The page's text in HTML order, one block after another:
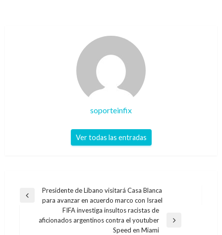
soporteinfix
Ver todas las entradas
Navegación
entradas
Entrada
Presidente de Líbano visitará Casa Blanca
para avanzar en acuerdo marco con Israel
Entrada
FIFA investiga insultos racistas de
aficionados argentinos contra el youtuber
Speed en Miami